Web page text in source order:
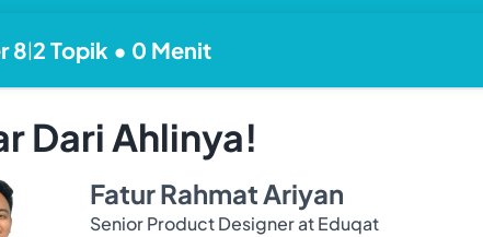
8|2 Topik • 0 Menit
Dari Ahlinya!
Fatur Rahmat Ariyan
Senior Product Designer at Eduqat